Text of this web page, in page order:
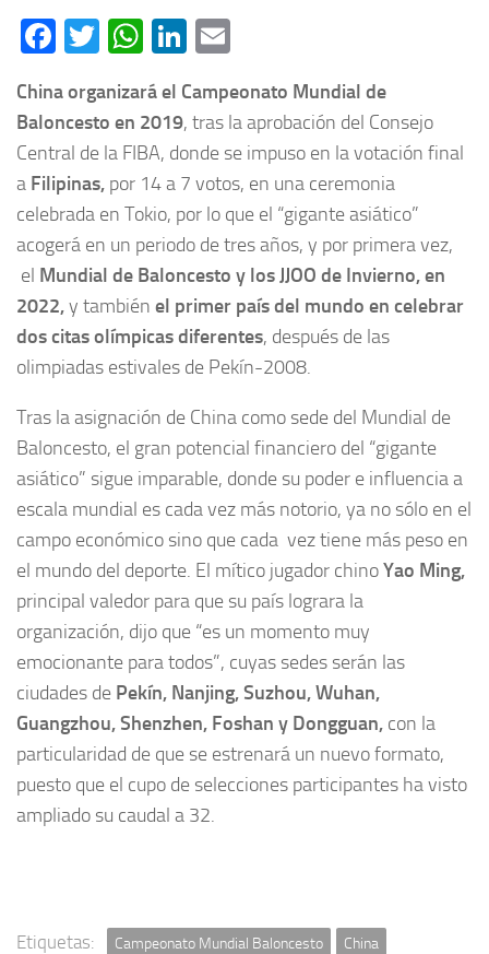
Facebook
Twitter
WhatsApp
LinkedIn
China organizará el Campeonato Mundial de
Baloncesto en 2019, tras la aprobación del Consejo
Central de la FIBA, donde se impuso en la votación final
a Filipinas, por 14 a 7 votos, en una ceremonia
celebrada en Tokio, por lo que el “gigante asiático”
acogerá en un periodo de tres años, y por primera vez,
el Mundial de Baloncesto y los JJOO de Invierno, en
2022,y también el primer país del mundo en celebrar
dos citas olímpicas diferentes, después de las
olimpiadas estivales de Pekín-2008.
Tras la asignación de China como sede del Mundial de
Baloncesto, el gran potencial financiero del “gigante
asiático” sigue imparable, donde su poder e influencia a
escala mundial es cada vez más notorio, ya no sólo en el
campo económico sino que cada vez tiene más peso en
el mundo del deporte. El mítico jugador chinoYao Ming,
principal valedor para que su país lograra la
organización, dijo que “es un momento muy
emocionante para todos”, cuyas sedes serán las
ciudades de Pekín, Nanjing, Suzhou, Wuhan,
Guangzhou, Shenzhen, Foshan y Dongguan, con la
particularidad de que se estrenará un nuevo formato,
puesto que el cupo de selecciones participantes ha visto
ampliado su caudal a 32.
Etiquetas: Campeonato Mundial Baloncesto China